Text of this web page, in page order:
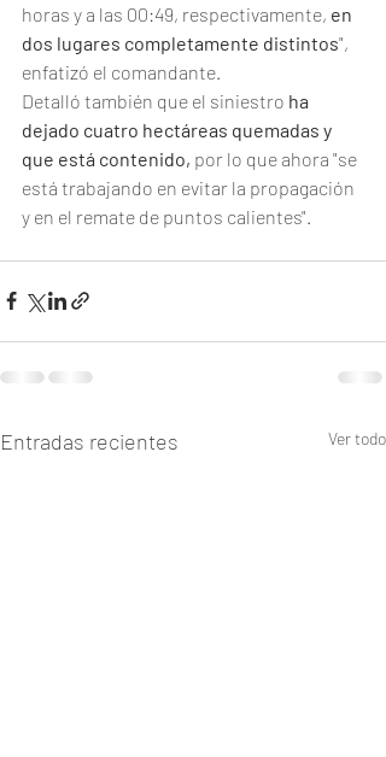
horas y a las 00:49, respectivamente, en
dos lugares completamente distintos",
enfatizó el comandante.
Detalló también que el siniestro ha
dejado cuatro hectáreas quemadas y
que está contenido, por lo que ahora "se
está trabajando en evitar la propagación
y en el remate de puntos calientes".
Entradas recientes Ver todo